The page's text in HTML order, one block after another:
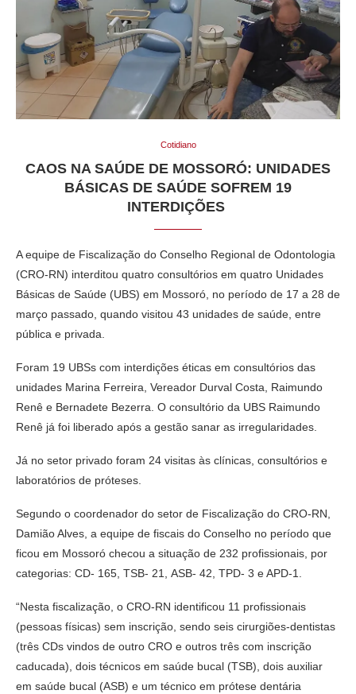
Cotidiano
CAOS NA SAÚDE DE MOSSORÓ: UNIDADES
BÁSICAS DE SAÚDE SOFREM 19
INTERDIÇÕES
A equipe de Fiscalização do Conselho Regional de Odontologia
(CRO-RN) interditou quatro consultórios em quatro Unidades
Básicas de Saúde (UBS) em Mossoró, no período de 17 a 28 de
março passado, quando visitou 43 unidades de saúde, entre
pública e privada.
Foram 19 UBSs com interdições éticas em consultórios das
unidades Marina Ferreira, Vereador Durval Costa, Raimundo
Renê e Bernadete Bezerra. O consultório da UBS Raimundo
Renê já foi liberado após a gestão sanar as irregularidades.
Já no setor privado foram 24 visitas às clínicas, consultórios e
laboratórios de próteses.
Segundo o coordenador do setor de Fiscalização do CRO-RN,
Damião Alves, a equipe de fiscais do Conselho no período que
ficou em Mossoró checou a situação de 232 profissionais, por
categorias: CD- 165, TSB- 21, ASB- 42, TPD- 3 e APD-1.
“Nesta fiscalização, o CRO-RN identificou 11 profissionais
(pessoas físicas) sem inscrição, sendo seis cirurgiões-dentistas
(três CDs vindos de outro CRO e outros três com inscrição
caducada), dois técnicos em saúde bucal (TSB), dois auxiliar
em saúde bucal (ASB) e um técnico em prótese dentária